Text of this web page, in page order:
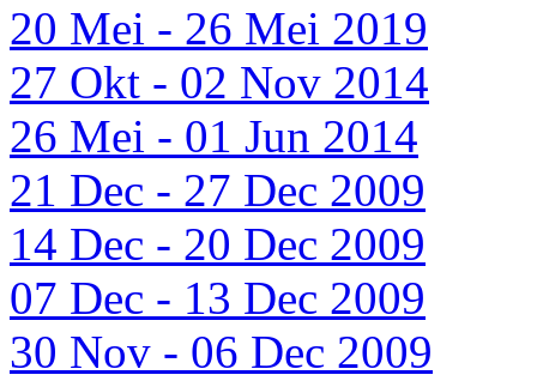
20 Mei - 26 Mei 2019
27 Okt - 02 Nov 2014
26 Mei - 01 Jun 2014
21 Dec - 27 Dec 2009
14 Dec - 20 Dec 2009
07 Dec - 13 Dec 2009
30 Nov - 06 Dec 2009